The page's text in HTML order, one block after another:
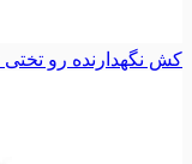
کش نگهدارنده رو تختی